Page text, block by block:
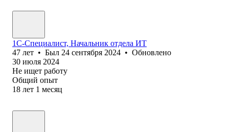
1С-Специалист, Начальник отдела ИТ
47 лет • Был 24 сентября 2024 • Обновлено
30 июля 2024
Не ищет работу
Общий опыт
18 лет 1 месяц